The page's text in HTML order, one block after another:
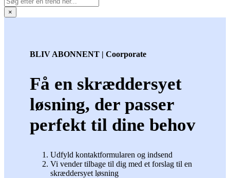
×
BLIV ABONNENT | Coorporate
Få en skræddersyet
løsning, der passer
perfekt til dine behov
Udfyld kontaktformularen og indsend
Vi vender tilbage til dig med et forslag til en
skræddersyet løsning